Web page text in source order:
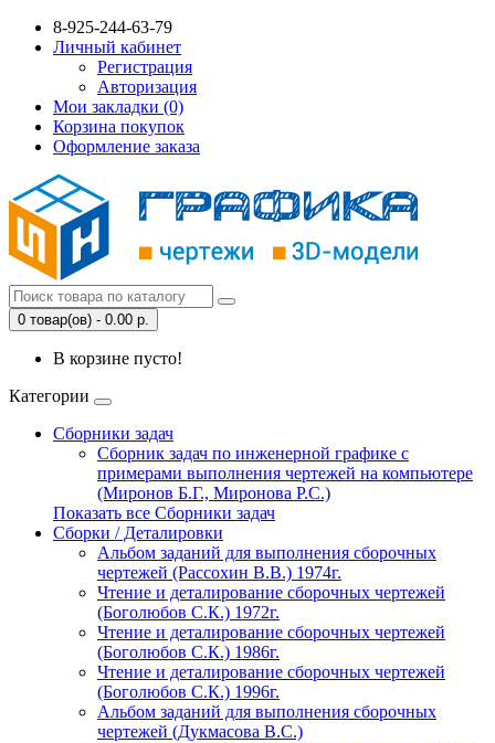
8-925-244-63-79
Личный кабинет
Регистрация
Авторизация
Мои закладки (0)
Корзина покупок
Оформление заказа
0 товар(ов) - 0.00 р.
В корзине пусто!
Категории
Сборники задач
Сборник задач по инженерной графике с
примерами выполнения чертежей на компьютере
(Миронов Б.Г., Миронова Р.С.)
Показать все Сборники задач
Сборки / Деталировки
Альбом заданий для выполнения сборочных
чертежей (Рассохин В.В.) 1974г.
Чтение и деталирование сборочных чертежей
(Боголюбов С.К.) 1972г.
Чтение и деталирование сборочных чертежей
(Боголюбов С.К.) 1986г.
Чтение и деталирование сборочных чертежей
(Боголюбов С.К.) 1996г.
Альбом заданий для выполнения сборочных
чертежей (Дукмасова В.С.)